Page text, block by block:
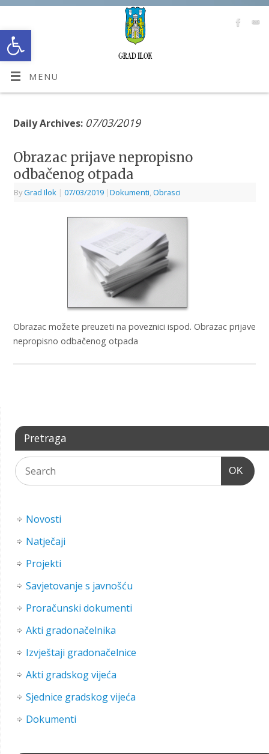
Open toolbar
MENU
Daily Archives: 07/03/2019
Obrazac prijave nepropisno
odbačenog otpada
ByGrad Ilok | 07/03/2019 |Dokumenti, Obrasci
Obrazac možete preuzeti na poveznici ispod. Obrazac prijave
nepropisno odbačenog otpada
Pretraga
OK
Novosti
Natječaji
Projekti
Savjetovanje s javnošću
Proračunski dokumenti
Akti gradonačelnika
Izvještaji gradonačelnice
Akti gradskog vijeća
Sjednice gradskog vijeća
Dokumenti